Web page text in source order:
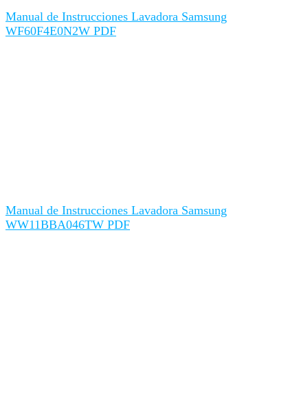
Manual de Instrucciones Lavadora Samsung
WF60F4E0N2W PDF
Manual de Instrucciones Lavadora Samsung
WW11BBA046TW PDF